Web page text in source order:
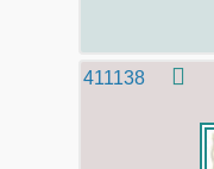
411138